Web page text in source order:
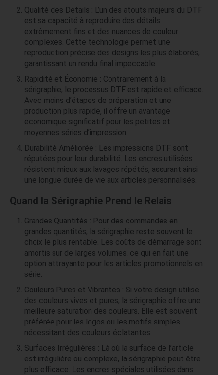
Qualité des Détails : L’un des atouts majeurs du DTF
est sa capacité à reproduire des détails
extrêmement fins et des nuances de couleur
complexes. Cette technologie permet une
reproduction précise des designs les plus élaborés,
garantissant un rendu final impeccable.
Rapidité et Économie : Contrairement à la
sérigraphie, le processus DTF est rapide et efficace.
Avec moins d’étapes de préparation et une
production plus rapide, il offre un avantage
économique significatif pour les petites et
moyennes séries d’impression.
Durabilité Améliorée : Les impressions DTF sont
réputées pour leur durabilité. Les encres utilisées
résistent mieux aux lavages répétés, assurant ainsi
une longue durée de vie aux articles personnalisés.
Quand la Sérigraphie Prend le Relais
Grandes Quantités : Pour des commandes en
grandes quantités, la sérigraphie reste souvent le
choix le plus rentable. Les coûts de démarrage sont
amortis sur de larges volumes, ce qui en fait une
option attrayante pour les articles promotionnels en
série.
Couleurs Pures et Vibrantes : Si votre design utilise
des couleurs vives et pures, la sérigraphie offre une
meilleure saturation des couleurs. Elle est souvent
préférée pour les logos ou les motifs simples
nécessitant des couleurs éclatantes.
Surfaces Irrégulières : Là où la surface de l’article
est irrégulière ou complexe, la sérigraphie peut être
plus efficace. Les encres spéciales utilisées dans